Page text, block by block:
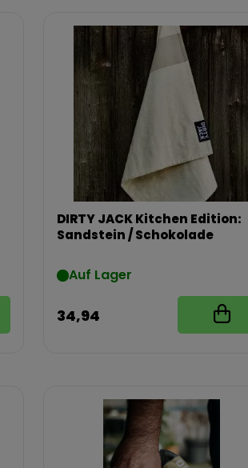
DIRTY JACK Kitchen Edition:
Sandstein / Schokolade
Auf Lager
34,94